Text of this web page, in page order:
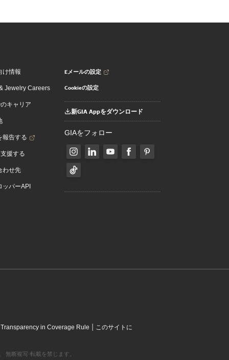
け情報
Jewelry Careers
キャリア
報告する
援する
わせ先
ッパーAPI
Eメールの設定
Cookieの設定
新GIA Appをダウンロード
GIAをフォロー
Transparency in Coverage Rule | このサイトに
断複写·転載を禁じます。